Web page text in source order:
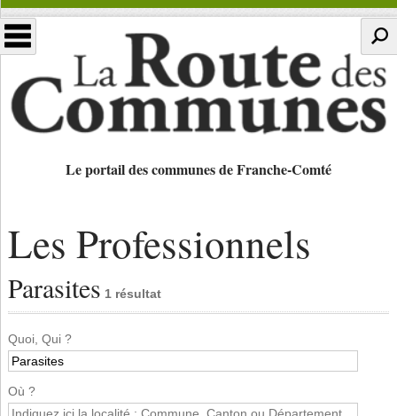
Le portail des communes de Franche-Comté
Les Professionnels
Parasites 1 résultat
Quoi, Qui ?
Où ?